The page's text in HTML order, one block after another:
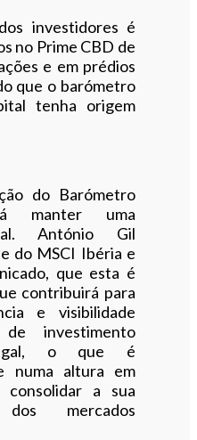
investidores é
no Prime CBD de
e em prédios
que o barómetro
tenha origem
do Barómetro
manter uma
António Gil
do MSCI Ibéria e
que esta é
contribuirá para
e visibilidade
investimento
o que é
numa altura em
a sua
mercados